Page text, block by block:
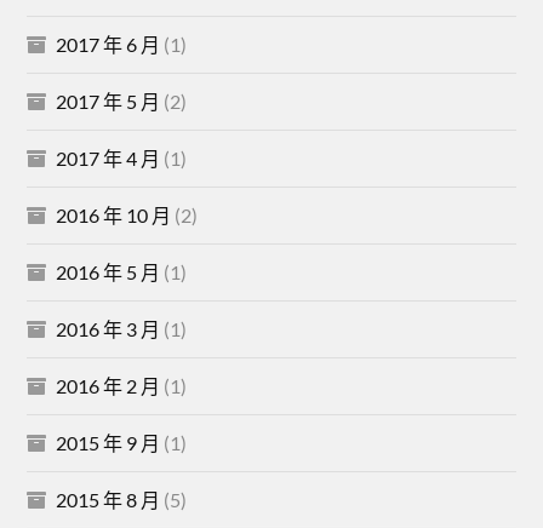
2017 年 6 月 (1)
2017 年 5 月 (2)
2017 年 4 月 (1)
2016 年 10 月 (2)
2016 年 5 月 (1)
2016 年 3 月 (1)
2016 年 2 月 (1)
2015 年 9 月 (1)
2015 年 8 月 (5)